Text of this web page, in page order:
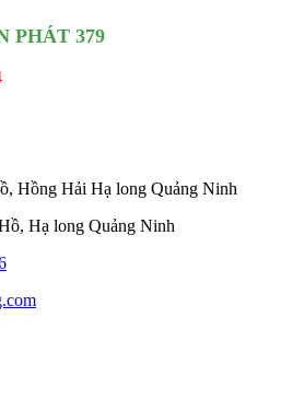
PHÁT 379
Hồng Hải Hạ long Quảng Ninh
Hạ long Quảng Ninh